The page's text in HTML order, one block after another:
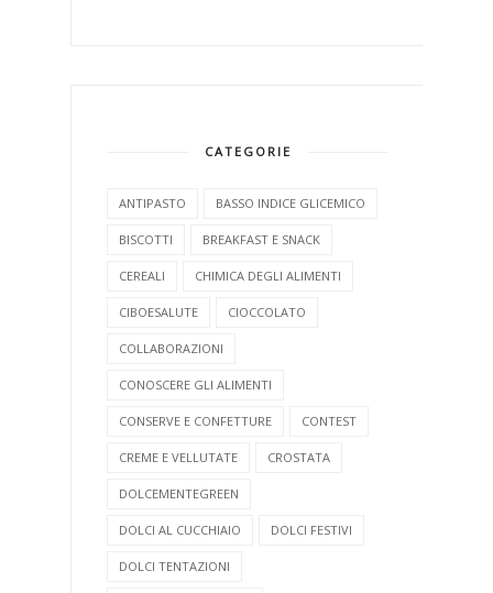
CATEGORIE
ANTIPASTO BASSO INDICE GLICEMICO
BISCOTTI BREAKFAST E SNACK
CEREALI CHIMICA DEGLI ALIMENTI
CIBOESALUTE CIOCCOLATO
COLLABORAZIONI
CONOSCERE GLI ALIMENTI
CONSERVE E CONFETTURE CONTEST
CREME E VELLUTATE CROSTATA
DOLCEMENTEGREEN
DOLCI AL CUCCHIAIO DOLCI FESTIVI
DOLCI TENTAZIONI